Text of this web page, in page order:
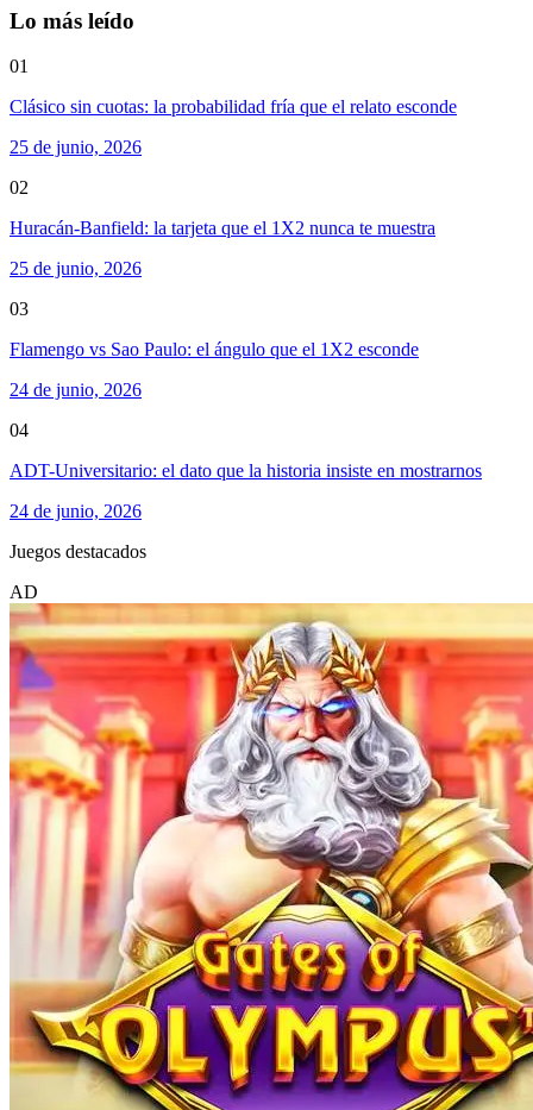
Lo más leído
01
Clásico sin cuotas: la probabilidad fría que el relato esconde
25 de junio, 2026
02
Huracán-Banfield: la tarjeta que el 1X2 nunca te muestra
25 de junio, 2026
03
Flamengo vs Sao Paulo: el ángulo que el 1X2 esconde
24 de junio, 2026
04
ADT-Universitario: el dato que la historia insiste en mostrarnos
24 de junio, 2026
Juegos destacados
AD